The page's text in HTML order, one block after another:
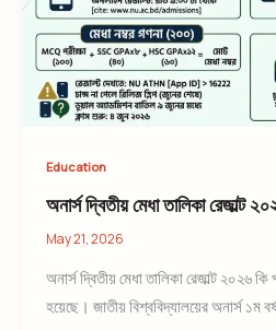
Education
অনার্স দ্বিতীয় মেধা তালিকা রেজাল্ট
May 21, 2026
অনার্স দ্বিতীয় মেধা তালিকা রেজাল্ট ২০২৬
হয়েছে। জাতীয় বিশ্ববিদ্যালয়ের অনার্স ১ম